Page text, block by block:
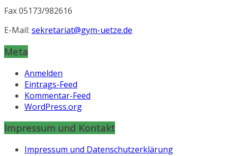
Fax 05173/982616
E-Mail: sekretariat@gym-uetze.de
Meta
Anmelden
Eintrags-Feed
Kommentar-Feed
WordPress.org
Impressum und Kontakt
Impressum und Datenschutzerklärung